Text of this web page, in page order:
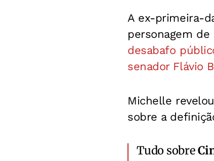
A ex-primeira-
personagem de
desabafo
senador Flávio
Michelle
sobre a
Tudo sobre